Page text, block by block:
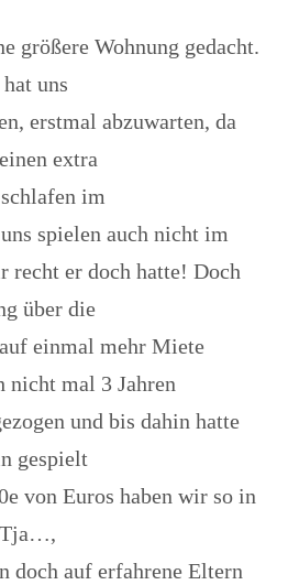
größere Wohnung gedacht.
uns
erstmal abzuwarten, da
extra
im
spielen auch nicht im
recht er doch hatte! Doch
über die
einmal mehr Miete
nicht mal 3 Jahren
und bis dahin hatte
gespielt
von Euros haben wir so in
Tja…,
doch auf erfahrene Eltern